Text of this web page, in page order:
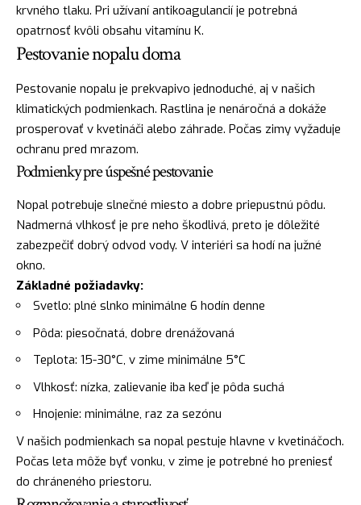
krvného tlaku. Pri užívaní antikoagulancií je potrebná
opatrnosť kvôli obsahu vitamínu K.
Pestovanie nopalu doma
Pestovanie nopalu je prekvapivo jednoduché, aj v našich
klimatických podmienkach. Rastlina je nenáročná a dokáže
prosperovať v kvetináči alebo záhrade. Počas zimy vyžaduje
ochranu pred mrazom.
Podmienky pre úspešné pestovanie
Nopal potrebuje slnečné miesto a dobre priepustnú pôdu.
Nadmerná vlhkosť je pre neho škodlivá, preto je dôležité
zabezpečiť dobrý odvod vody. V interiéri sa hodí na južné
okno.
Základné požiadavky:
Svetlo: plné slnko minimálne 6 hodín denne
Pôda: piesočnatá, dobre drenážovaná
Teplota: 15-30°C, v zime minimálne 5°C
Vlhkosť: nízka, zalievanie iba keď je pôda suchá
Hnojenie: minimálne, raz za sezónu
V našich podmienkach sa nopal pestuje hlavne v kvetináčoch.
Počas leta môže byť vonku, v zime je potrebné ho preniesť
do chráneného priestoru.